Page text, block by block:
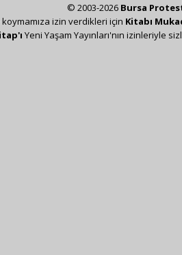
© 2003-2026 Bursa
izin verdikleri için Kitabı
Yeni Yaşam Yayınları'nın izinleriyle